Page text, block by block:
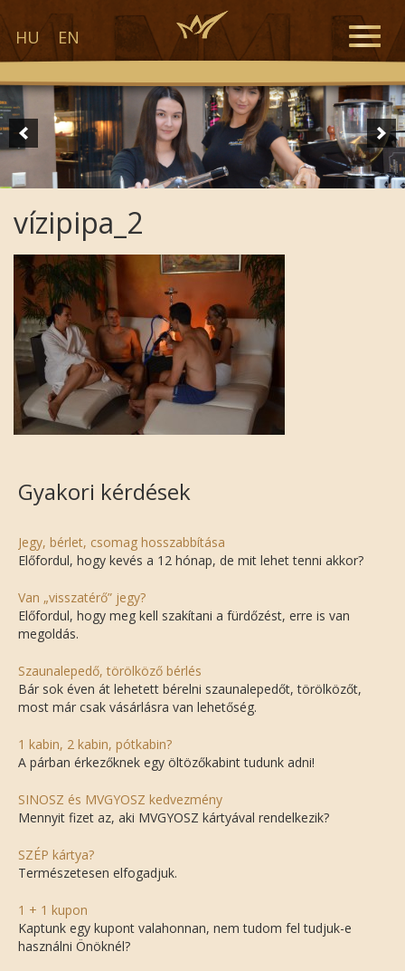
HU EN
Toggle
vízipipa_2
Gyakori kérdések
Jegy, bérlet, csomag hosszabbítása
Előfordul, hogy kevés a 12 hónap, de mit lehet tenni akkor?
Van „visszatérő” jegy?
Előfordul, hogy meg kell szakítani a fürdőzést, erre is van
megoldás.
Szaunalepedő, törölköző bérlés
Bár sok éven át lehetett bérelni szaunalepedőt, törölközőt,
most már csak vásárlásra van lehetőség.
1 kabin, 2 kabin, pótkabin?
A párban érkezőknek egy öltözőkabint tudunk adni!
SINOSZ és MVGYOSZ kedvezmény
Mennyit fizet az, aki MVGYOSZ kártyával rendelkezik?
SZÉP kártya?
Természetesen elfogadjuk.
1 + 1 kupon
Kaptunk egy kupont valahonnan, nem tudom fel tudjuk-e
használni Önöknél?